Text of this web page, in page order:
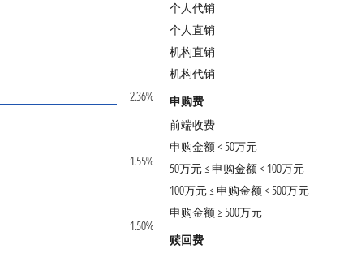
2.36%
1.55%
1.50%
个人代销
个人直销
机构直销
机构代销
申购费
前端收费
申购金额 < 50万元
50万元 ≤ 申购金额 < 100万元
100万元 ≤ 申购金额 < 500万元
申购金额 ≥ 500万元
赎回费